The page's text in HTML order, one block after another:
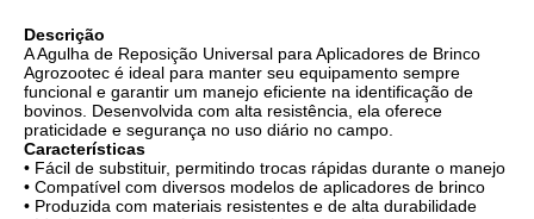
Descrição
A Agulha de Reposição Universal para Aplicadores de Brinco
Agrozootec é ideal para manter seu equipamento sempre
funcional e garantir um manejo eficiente na identificação de
bovinos. Desenvolvida com alta resistência, ela oferece
praticidade e segurança no uso diário no campo.
Características
• Fácil de substituir, permitindo trocas rápidas durante o manejo
• Compatível com diversos modelos de aplicadores de brinco
• Produzida com materiais resistentes e de alta durabilidade